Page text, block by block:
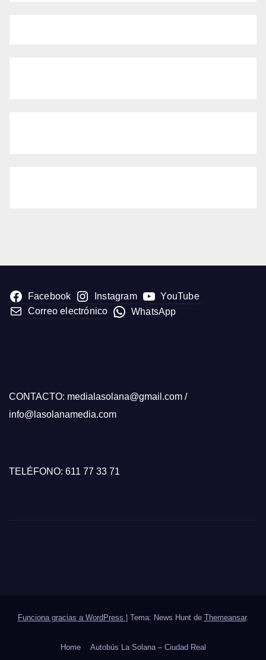
Facebook Instagram
YouTube
Correo electrónico
WhatsApp
CONTACTO: medialasolana@gmail.com /
info@lasolanamedia.com
TELÉFONO: 611 77 33 71
Funciona gracias a WordPress Tema: News Hunt de Themeansar.
Home Autobús La Solana – Ciudad Real